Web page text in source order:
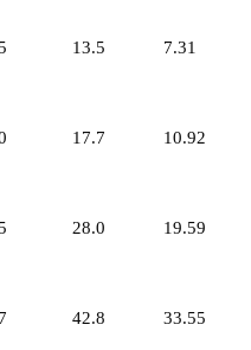
13.5 7.31
17.7 10.92
28.0 19.59
42.8 33.55